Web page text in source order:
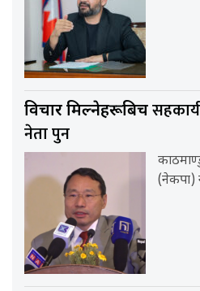
विचार मिल्नेहरूबिच
नेता पुन
(नेकपा)